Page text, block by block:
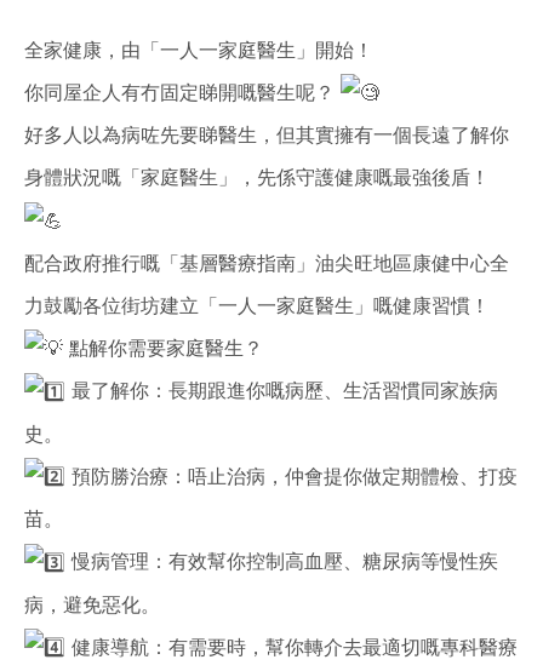
全家健康，由「一人一家庭醫生」開始！
你同屋企人有冇固定睇開嘅醫生呢？
好多人以為病咗先要睇醫生，但其實擁有一個長遠了解你
身體狀況嘅「家庭醫生」，先係守護健康嘅最強後盾！
配合政府推行嘅「基層醫療指南」油尖旺地區康健中心全
力鼓勵各位街坊建立「一人一家庭醫生」嘅健康習慣！
點解你需要家庭醫生？
最了解你：長期跟進你嘅病歷、生活習慣同家族病
史。
預防勝治療：唔止治病，仲會提你做定期體檢、打疫
苗。
慢病管理：有效幫你控制高血壓、糖尿病等慢性疾
病，避免惡化。
健康導航：有需要時，幫你轉介去最適切嘅專科醫療